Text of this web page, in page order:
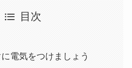
目次
電気をつけましょう